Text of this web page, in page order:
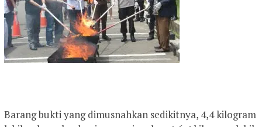
Barang bukti yang dimusnahkan sedikitnya, 4,4 kilogram